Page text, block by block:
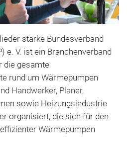
starke Bundesverband
e. V. ist ein Branchenverband
die gesamte
rund um Wärmepumpen
Handwerker, Planer,
sowie Heizungsindustrie
organisiert, die sich für den
Wärmepumpen